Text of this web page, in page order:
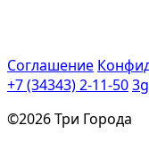
Соглашение
+7 (34343) 2-11-50
©2026 Три Города